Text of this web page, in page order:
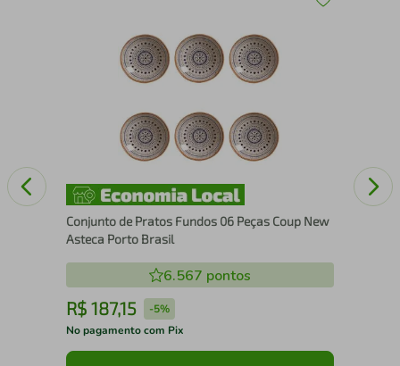
Conjunto de Pratos Fundos 06 Peças Coup New
Asteca Porto Brasil
6.567 pontos
R$ 187,15 -5%
No pagamento com Pix